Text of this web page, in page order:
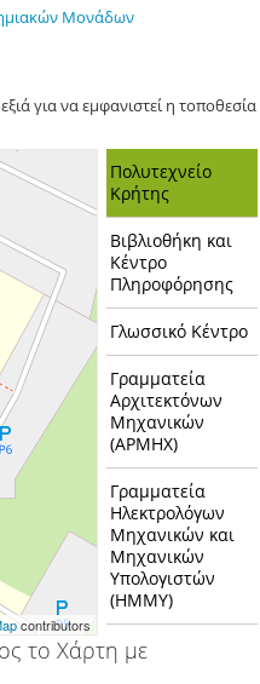
Μονάδων
για να εμφανιστεί η τοποθεσία
contributors
Πολυτεχνείο
Κρήτης
Βιβλιοθήκη και
Κέντρο
Πληροφόρησης
Γλωσσικό Κέντρο
Γραμματεία
Αρχιτεκτόνων
Μηχανικών
(ΑΡΜΗΧ)
Γραμματεία
Ηλεκτρολόγων
Μηχανικών και
Μηχανικών
Υπολογιστών
(ΗΜΜΥ)
Γραμματεία
Μηχανικών
το Χάρτη με